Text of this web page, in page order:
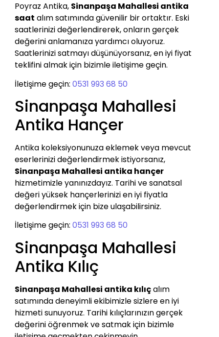
Poyraz Antika, Sinanpaşa Mahallesi antika
saat alım satımında güvenilir bir ortaktır. Eski
saatlerinizi değerlendirerek, onların gerçek
değerini anlamanıza yardımcı oluyoruz.
Saatlerinizi satmayı düşünüyorsanız, en iyi fiyat
teklifini almak için bizimle iletişime geçin.
İletişime geçin: 0531 993 68 50
Sinanpaşa Mahallesi
Antika Hançer
Antika koleksiyonunuza eklemek veya mevcut
eserlerinizi değerlendirmek istiyorsanız,
Sinanpaşa Mahallesi antika hançer
hizmetimizle yanınızdayız. Tarihi ve sanatsal
değeri yüksek hançerlerinizi en iyi fiyatla
değerlendirmek için bize ulaşabilirsiniz.
İletişime geçin: 0531 993 68 50
Sinanpaşa Mahallesi
Antika Kılıç
Sinanpaşa Mahallesi antika kılıçalım
satımında deneyimli ekibimizle sizlere en iyi
hizmeti sunuyoruz. Tarihi kılıçlarınızın gerçek
değerini öğrenmek ve satmak için bizimle